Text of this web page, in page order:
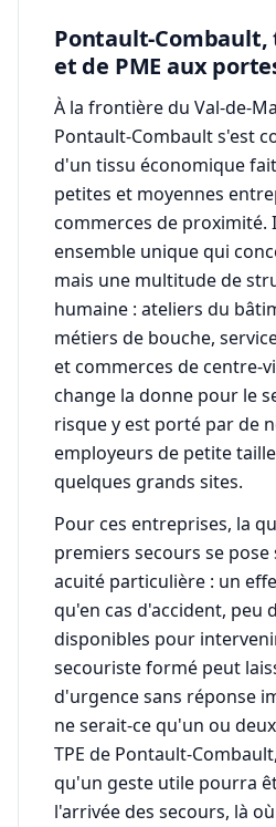
Pontault-
et de PME aux
À la frontière du Val-de-
Pontault-Combault s'est
d'un tissu économique
petites et moyennes
commerces de proximité.
ensemble unique qui
mais une multitude de
humaine : ateliers du
métiers de bouche,
et commerces de centre-
change la donne pour le
risque y est porté par de
employeurs de petite
quelques grands sites.
Pour ces entreprises, la
premiers secours se pose
acuité particulière : un
qu'en cas d'accident, peu
disponibles pour
secouriste formé peut
d'urgence sans réponse
ne serait-ce qu'un ou
TPE de Pontault-
qu'un geste utile pourra
l'arrivée des secours, là